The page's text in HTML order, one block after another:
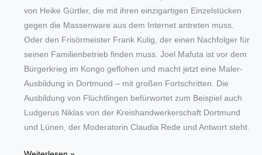
von Heike Gürtler, die mit ihren einzigartigen Einzelstücken
gegen die Massenware aus dem Internet antreten muss.
Oder den Frisörmeister Frank Kulig, der einen Nachfolger für
seinen Familienbetrieb finden muss. Joel Mafuta ist vor dem
Bürgerkrieg im Kongo geflohen und macht jetzt eine Maler-
Ausbildung in Dortmund – mit großen Fortschritten. Die
Ausbildung von Flüchtlingen befürwortet zum Beispiel auch
Ludgerus Niklas von der Kreishandwerkerschaft Dortmund
und Lünen, der Moderatorin Claudia Rede und Antwort steht.